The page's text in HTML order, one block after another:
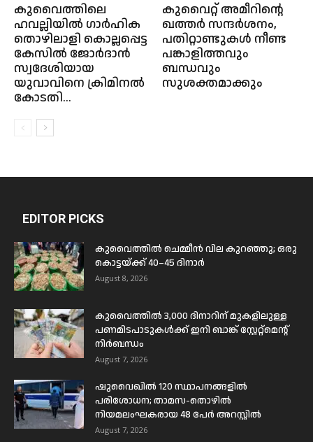
കുവൈത്തിലെ
ഹവല്ലിയിൽ ഗാർഹിക
തൊഴിലാളി കൊല്ലപ്പെട്ട
കേസിൽ ജോർദാൻ
സ്വദേശിയായ
യുവാവിനെ ക്രിമിനൽ
കോടതി...
കുവൈറ്റ് അമീറിന്റെ
ഖത്തർ സന്ദർശനം,
പതിറ്റാണ്ടുകൾ നീണ്ട
പങ്കാളിത്തവും
ബന്ധവും
സുശക്തമാക്കും
EDITOR PICKS
കുവൈത്തിൽ ചെമ്മീൻ വില കുറഞ്ഞു; ഒരു
കൊട്ടയ്ക്ക് 40–45 ദിനാർ
August 8, 2026
കുവൈത്തിൽ 3,000 ദിനാറിന് മുകളിലുള്ള
പണമിടപാടുകൾക്ക് ഇനി ബാങ്ക് സ്റ്റേറ്റ്മെന്റ്
നിർബന്ധം
August 7, 2026
ഷുവൈഖിൽ 120 സ്ഥാപനങ്ങളിൽ
പരിശോധന; താമസ-തൊഴിൽ
നിയമലംഘകരായ 48 പേർ അറസ്റ്റിൽ
August 7, 2026